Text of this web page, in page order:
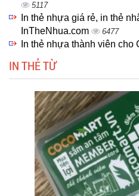
5117
In thẻ nhựa giá rẻ, in thẻ
InTheNhua.com
6477
In thẻ nhựa thành viên cho
IN THẺ TỪ